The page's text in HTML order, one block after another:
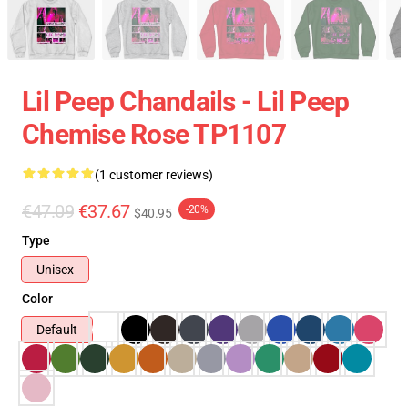
Lil Peep Chandails - Lil Peep
Chemise Rose TP1107
(1 customer reviews)
€47.09 €37.67 $40.95 -20%
Type
Unisex
Color
Default